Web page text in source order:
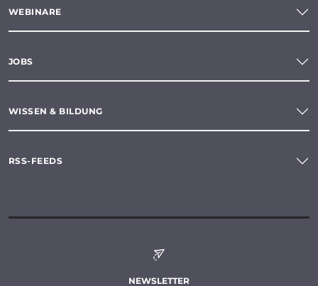
WEBINARE
JOBS
WISSEN & BILDUNG
RSS-FEEDS
NEWSLETTER